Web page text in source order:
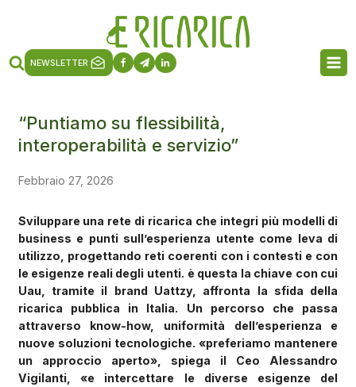
NEWSLETTER
“Puntiamo su flessibilità,
interoperabilità e servizio”
Febbraio 27, 2026
Sviluppare una rete di ricarica che integri più modelli di
business e punti sull’esperienza utente come leva di
utilizzo, progettando reti coerenti con i contesti e con
le esigenze reali degli utenti. è questa la chiave con cui
Uau, tramite il brand Uattzy, affronta la sfida della
ricarica pubblica in Italia. Un percorso che passa
attraverso know-how, uniformità dell’esperienza e
nuove soluzioni tecnologiche. «preferiamo mantenere
un approccio aperto», spiega il Ceo Alessandro
Vigilanti, «e intercettare le diverse esigenze del